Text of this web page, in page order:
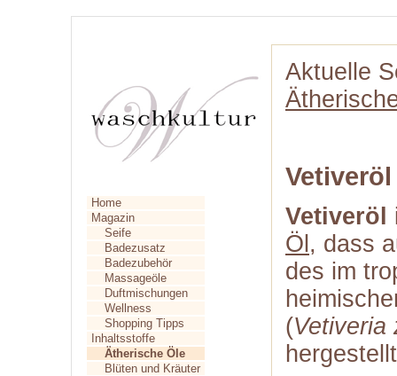
Home
Magazin
Seife
Badezusatz
Badezubehör
Massageöle
Duftmischungen
Wellness
Shopping Tipps
Inhaltsstoffe
Ätherische Öle
Blüten und Kräuter
Aktuelle
Vetiveröl
Vetiveröl
Öl , dass
des im
(Vetiveria